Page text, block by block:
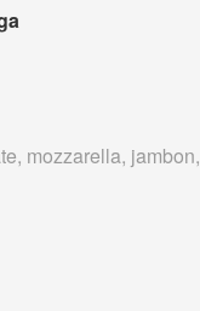
mozzarella, jambon,